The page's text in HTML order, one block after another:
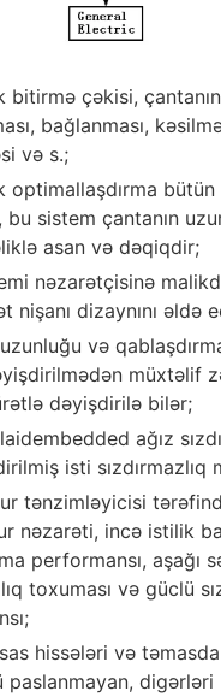
çəkisi, çantanın
bağlanması,
və s.;
optimallaşdırma
bu sistem çantanın
asan və dəqiqdir;
nəzarətçisinə
nişanı dizaynını əldə
uzunluğu və
müxtəlif
dəyişdirilə bilər;
ağız
isti sızdırmazlıq
tənzimləyicisi
nəzarəti, incə istilik
performansı, aşağı
toxuması və güclü
hissələri və
paslanmayan, digərləri